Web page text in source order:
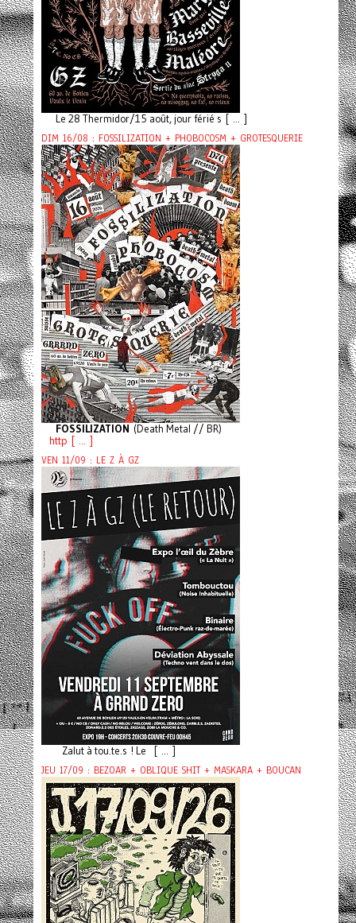
Le 28 Thermidor/15 août, jour férié s [ ... ]
DIM 16/08 : FOSSILIZATION + PHOBOCOSM + GROTESQUERIE
FOSSILIZATION (Death Metal // BR)
http [ ... ]
VEN 11/09 : LE Z À GZ
Zalut à tou.te.s ! Le [ ... ]
JEU 17/09 : BEZOAR + OBLIQUE SHIT + MASKARA + BOUCAN